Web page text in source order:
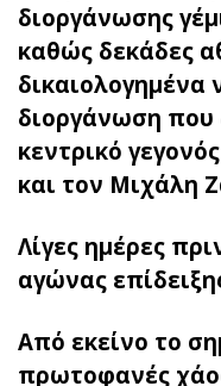
διοργάνωσης
καθώς δεκάδες
δικαιολογημένα
διοργάνωση που
κεντρικό
και τον Μιχάλη
Λίγες ημέρες
αγώνας
Από εκείνο το
πρωτοφανές